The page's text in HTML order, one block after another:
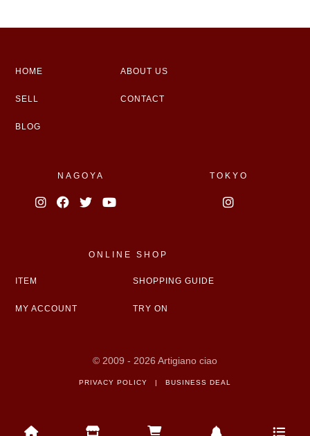
HOME ABOUT US
SELL CONTACT
BLOG
NAGOYA TOKYO
ONLINE SHOP
ITEM SHOPPING GUIDE
MY ACCOUNT TRY ON
© 2009 - 2026 Artigiano ciao
PRIVACY POLICY | BUSINESS DEAL